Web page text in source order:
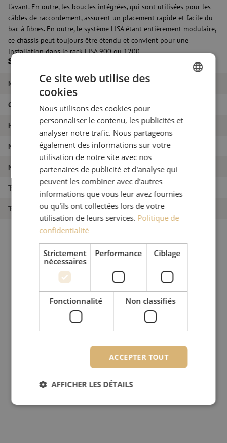
l'avant. En outre, les boucles intégrées, qui sont utilisées pour les
câbles de raccordement, assurent un placement rapide et facile du
bac à fibres. En outre, le système LISA étant entièrement modulaire,
ce châssis peut toujours être étendu et convient pour une
installation dans le rack LISA 900 ou 1200.
Spécifications
Marque Huber+Suhner
Couleur Gris
HE 3HE
Nom de l'article Châssis LISA, 3HE, gris
Numéro d'article M00002617
Type de produit
Type de produit Châssis LISA
Ce site web utilise des
cookies
Nous utilisons des cookies pour
personnaliser le contenu, les publicités et
analyser notre trafic. Nous partageons
également des informations sur votre
utilisation de notre site avec nos
partenaires de publicité et d'analyse qui
peuvent les combiner avec d'autres
informations que vous leur avez fournies
ou qu'ils ont collectées lors de votre
utilisation de leurs services. Politique de
confidentialité
Strictement
nécessaires
Performance Ciblage
Fonctionnalité Non classifiés
ACCEPTER TOUT
AFFICHER LES DÉTAILS